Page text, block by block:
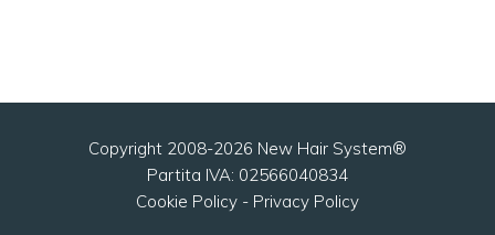
Copyright 2008-2026 New Hair System®
Partita IVA: 02566040834
Cookie Policy - Privacy Policy